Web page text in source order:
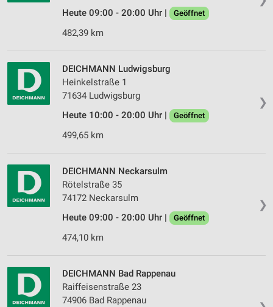
Heute 09:00 - 20:00 Uhr | Geöffnet
482,39 km
❯
DEICHMANN Ludwigsburg
Heinkelstraße 1
71634 Ludwigsburg
Heute 10:00 - 20:00 Uhr |
Geöffnet
499,65 km
❯
DEICHMANN Neckarsulm
Rötelstraße 35
74172 Neckarsulm
Heute 09:00 - 20:00 Uhr |
Geöffnet
474,10 km
DEICHMANN Bad Rappenau
Raiffeisenstraße 23
74906 Bad Rappenau